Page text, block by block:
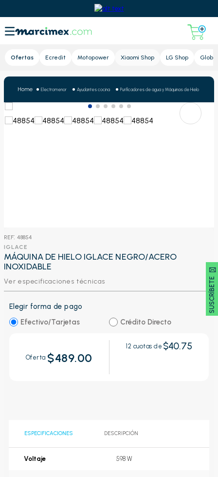
Ofertas Ecredit Motopower Xiaomi Shop LG Shop Global
SUSCRÍBETE 🖂
Electromenor Ayudantes cocina Purificadores de agua y Máquinas de Hielo
: 48854
IGLACE
MÁQUINA DE HIELO IGLACE NEGRO/ACERO
INOXIDABLE
Ver especificaciones técnicas
Elegir forma de pago
Efectivo/Tarjetas
Crédito Directo
Oferta $489.00
12 cuotas de $40.75
ESPECIFICACIONES DESCRIPCIÓN
Voltaje 598 W